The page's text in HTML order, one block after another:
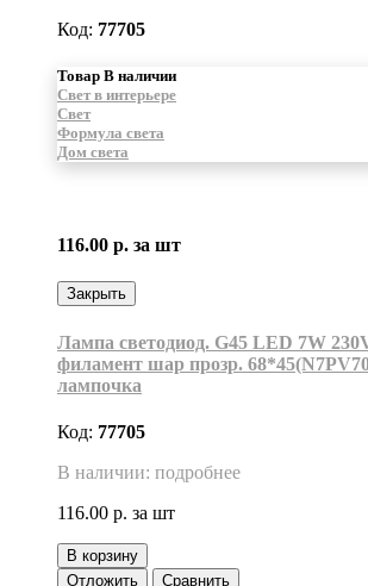
Код: 77705
Товар В наличии
Свет в интерьере
Свет
Формула света
Дом света
116.00 р. за шт
Закрыть
Лампа светодиод. G45 LED 7W
филамент шар прозр.
лампочка
Код: 77705
В наличии: подробнее
116.00 р. за шт
В корзину
Отложить
Сравнить